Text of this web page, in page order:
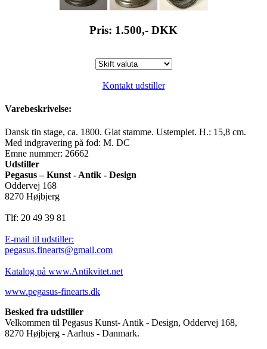
Pris: 1.500,- DKK
Kontakt udstiller
Varebeskrivelse:
Dansk tin stage, ca. 1800. Glat stamme. Ustemplet. H.: 15,8 cm.
Med indgravering på fod: M. DC
Emne nummer: 26662
Udstiller
Pegasus – Kunst - Antik - Design
Oddervej 168
8270 Højbjerg
Tlf: 20 49 39 81
E-mail til udstiller:
pegasus.finearts@gmail.com
Katalog på www.Antikvitet.net
www.pegasus-finearts.dk
Besked fra udstiller
Velkommen til Pegasus Kunst- Antik - Design, Oddervej 168,
8270 Højbjerg - Aarhus - Danmark.